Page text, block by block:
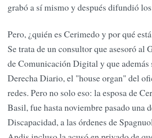
grabó a sí mismo y después difundió
Pero, ¿quién es Cerimedo y por qué
Se trata de un consultor que asesoró al
de Comunicación Digital y que además
Derecha Diario, el "house organ" del
redes. Pero no solo eso: la esposa de
Basil, fue hasta noviembre pasado una
Discapacidad, a las órdenes de